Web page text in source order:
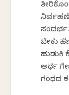
ನಿರ್ವಹಣೆ
ಬೇಕು
ಹುಡುಕಿ
ಅರ್ಧ
ಗಂಧದ